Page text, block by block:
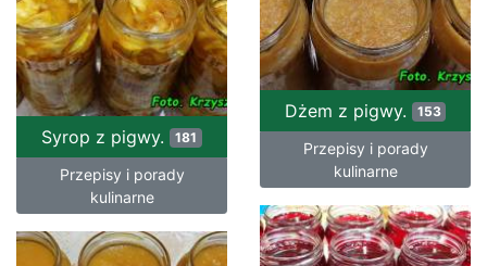
Dżem z pigwy. 153
Przepisy i porady
kulinarne
Syrop z pigwy. 181
Przepisy i porady
kulinarne